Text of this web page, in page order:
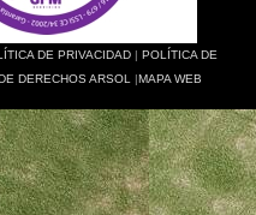
DE PRIVACIDAD | POLÍTICA DE
DERECHOS ARSOL |MAPA WEB